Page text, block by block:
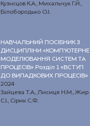
Кузнєцов К.А., Михальчук Г.Й.,
Білобородько О.І.
НАВЧАЛЬНИЙ ПОСІБНИК З
ДИСЦИПЛІНИ «КОМП’ЮТЕРНЕ
МОДЕЛЮВАННЯ СИСТЕМ ТА
ПРОЦЕСІВ» Розділ 1 «ВСТУП
ДО ВИПАДКОВИХ ПРОЦЕСІВ»
2024
Зайцева Т.А., Лисиця Н.М., Жир
С.І., Сірик С.Ф.